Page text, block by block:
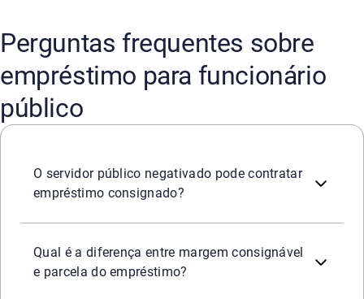
Perguntas frequentes sobre
empréstimo para funcionário
público
O servidor público negativado pode contratar
empréstimo consignado?
Qual é a diferença entre margem consignável
e parcela do empréstimo?